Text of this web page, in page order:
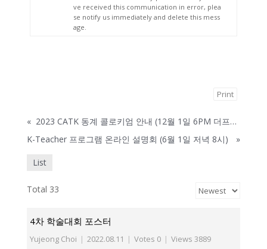
ve received this communication in error, plea
se notify us immediately and delete this mess
age.
Print
«
2023 CATK 동계 콜로키엄 안내 (12월 1일 6PM 더프린 서울관)
K-Teacher 프로그램 온라인 설명회 (6월 1일 저녁 8시)
»
List
Total 33
4차 학술대회 포스터
Yujeong Choi | 2022.08.11 | Votes 0 | Views 3889